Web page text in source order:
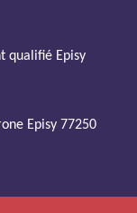
qualifié Episy
Episy 77250